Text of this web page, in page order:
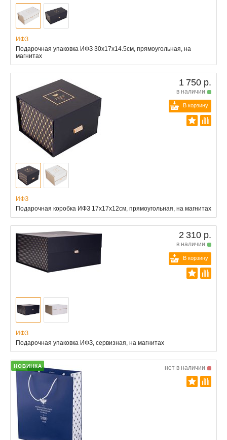
ИФЗ
Подарочная упаковка ИФЗ 30x17x14.5см, прямоугольная, на
магнитах
1 750 р.
в наличии
В корзину
ИФЗ
Подарочная коробка ИФЗ 17x17x12см, прямоугольная, на магнитах
2 310 р.
в наличии
В корзину
ИФЗ
Подарочная упаковка ИФЗ, сервизная, на магнитах
НОВИНКА нет в наличии